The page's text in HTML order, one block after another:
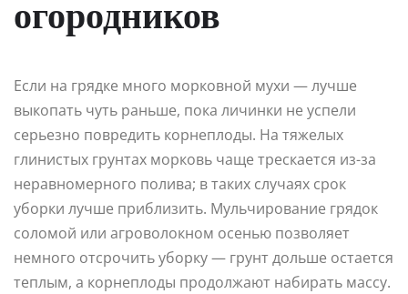
огородников
Если на грядке много морковной мухи — лучше
выкопать чуть раньше, пока личинки не успели
серьезно повредить корнеплоды. На тяжелых
глинистых грунтах морковь чаще трескается из-за
неравномерного полива; в таких случаях срок
уборки лучше приблизить. Мульчирование грядок
соломой или агроволокном осенью позволяет
немного отсрочить уборку — грунт дольше остается
теплым, а корнеплоды продолжают набирать массу.